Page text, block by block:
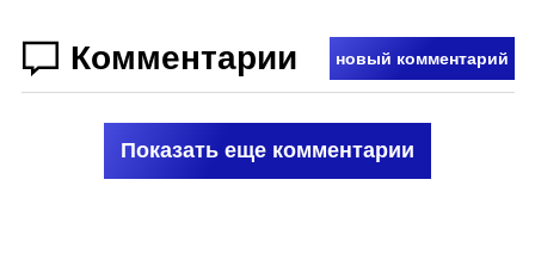
Комментарии новый комментарий
Показать еще комментарии